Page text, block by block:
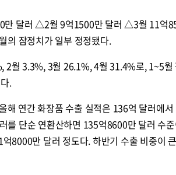
달러 △2월 9억1500만 달러 △3월 11억
의 잠정치가 일부 정정됐다.
2월 3.3%, 3월 26.1%, 4월 31.4%로, 1~5
.
해 연간 화장품 수출 실적은 136억 달러에
를 단순 연환산하면 135억8600만 달러 수
8000만 달러 정도다. 하반기 수출 비중이